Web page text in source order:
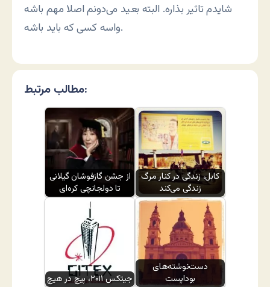
شایدم تاثیر بذاره. البته بعید می‌دونم اصلا مهم باشه
واسه کسی که باید باشه.
مطالب مرتبط:
از جشن گازفوشان گیلانی
تا دولجانچی کره‌ای
کابل، زندگی در کنار مرگ
زندگی می‌کند
جیتکس ۲۰۱۱، پیچ در هیچ
دست‌نوشته‌های
بوداپست